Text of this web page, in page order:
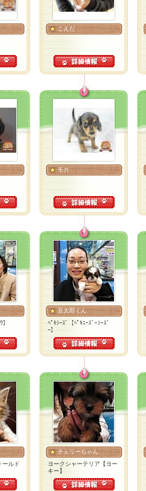
こえだ
モカ
豆太郎くん
ﾍﾟｷｼｰｽﾞ【ﾍﾟｷﾆｰｽﾞ×ｼｰｽﾞ
ｰ】
ールド
チェリーちゃん
ヨークシャーテリア【ヨー
キー】